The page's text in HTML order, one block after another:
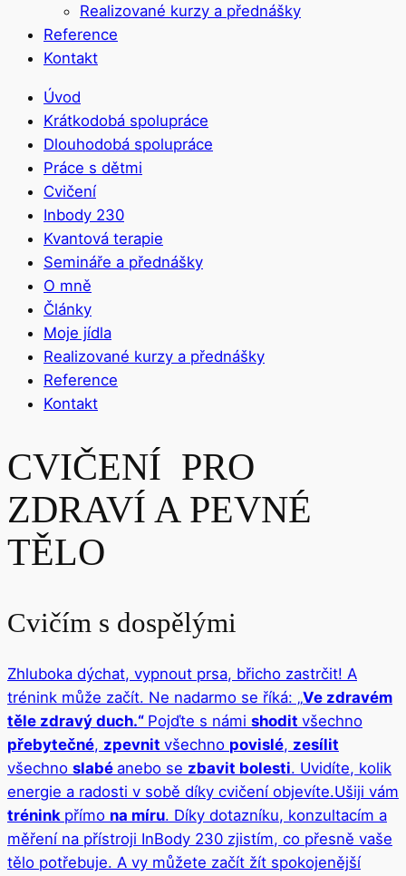
Realizované kurzy a přednášky
Reference
Kontakt
Úvod
Krátkodobá spolupráce
Dlouhodobá spolupráce
Práce s dětmi
Cvičení
Inbody 230
Kvantová terapie
Semináře a přednášky
O mně
Články
Moje jídla
Realizované kurzy a přednášky
Reference
Kontakt
CVIČENÍ PRO
ZDRAVÍ A PEVNÉ
TĚLO
Cvičím s dospělými
Zhluboka dýchat, vypnout prsa, břicho zastrčit! A
trénink může začít. Ne nadarmo se říká: „Ve zdravém
těle zdravý duch.“ Pojďte s námi shodit všechno
přebytečné, zpevnit všechno povislé, zesílit
všechno slabé anebo se zbavit bolesti. Uvidíte, kolik
energie a radosti v sobě díky cvičení objevíte.Ušiji vám
trénink přímo na míru. Díky dotazníku, konzultacím a
měření na přístroji InBody 230 zjistím, co přesně vaše
tělo potřebuje. A vy můžete začít žít spokojenější